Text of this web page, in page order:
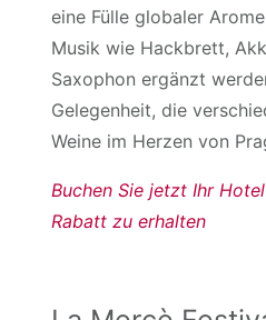
eine Fülle globaler
Musik wie Hackbrett,
Saxophon ergänzt
Gelegenheit, die
Weine im Herzen von
Buchen Sie jetzt Ihr
Rabatt zu erhalten